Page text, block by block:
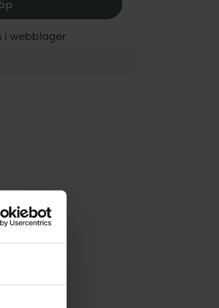
IsaDora Contour Stick 30, 139 kr.
i webblager